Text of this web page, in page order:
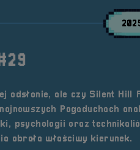
odsłonie, ale czy Silent Hill
Pogaduchach
psychologii oraz
obrała właściwy kierunek.